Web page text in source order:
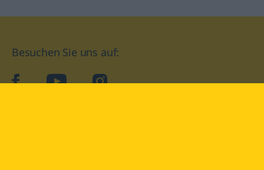
Besuchen Sie uns auf:
facebookYouTube Instagram